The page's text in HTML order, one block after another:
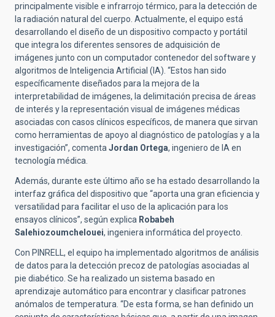
principalmente visible e infrarrojo térmico, para la detección de
la radiación natural del cuerpo. Actualmente, el equipo está
desarrollando el diseño de un dispositivo compacto y portátil
que integra los diferentes sensores de adquisición de
imágenes junto con un computador contenedor del software y
algoritmos de Inteligencia Artificial (IA). “Estos han sido
específicamente diseñados para la mejora de la
interpretabilidad de imágenes, la delimitación precisa de áreas
de interés y la representación visual de imágenes médicas
asociadas con casos clínicos específicos, de manera que sirvan
como herramientas de apoyo al diagnóstico de patologías y a la
investigación”, comenta Jordan Ortega, ingeniero de IA en
tecnología médica.
Además, durante este último año se ha estado desarrollando la
interfaz gráfica del dispositivo que “aporta una gran eficiencia y
versatilidad para facilitar el uso de la aplicación para los
ensayos clínicos”, según explica Robabeh
Salehiozoumchelouei, ingeniera informática del proyecto.
Con PINRELL, el equipo ha implementado algoritmos de análisis
de datos para la detección precoz de patologías asociadas al
pie diabético. Se ha realizado un sistema basado en
aprendizaje automático para encontrar y clasificar patrones
anómalos de temperatura. “De esta forma, se han definido un